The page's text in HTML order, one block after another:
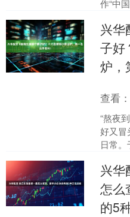
作“中
记忆
兴华
子好
炉，
查看
“熬夜
好又
日常
底该抓
兴华
怎么
的5